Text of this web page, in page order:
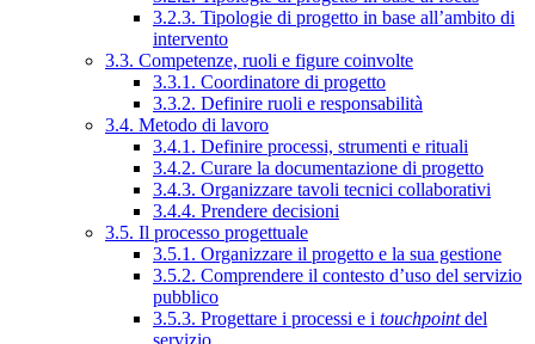
3.2.3. Tipologie di progetto in base all’ambito di
intervento
3.3. Competenze, ruoli e figure coinvolte
3.3.1. Coordinatore di progetto
3.3.2. Definire ruoli e responsabilità
3.4. Metodo di lavoro
3.4.1. Definire processi, strumenti e rituali
3.4.2. Curare la documentazione di progetto
3.4.3. Organizzare tavoli tecnici collaborativi
3.4.4. Prendere decisioni
3.5. Il processo progettuale
3.5.1. Organizzare il progetto e la sua gestione
3.5.2. Comprendere il contesto d’uso del servizio
pubblico
3.5.3. Progettare i processi e i touchpointdel
servizio